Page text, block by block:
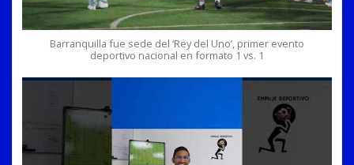
Barranquilla fue sede del ‘Rey del Uno’, primer evento
deportivo nacional en formato 1 vs. 1